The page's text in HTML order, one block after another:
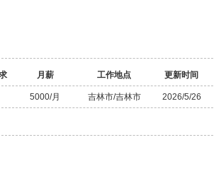
月薪 工作地点 更新时间
5000/月 吉林市/吉林市 2026/5/26